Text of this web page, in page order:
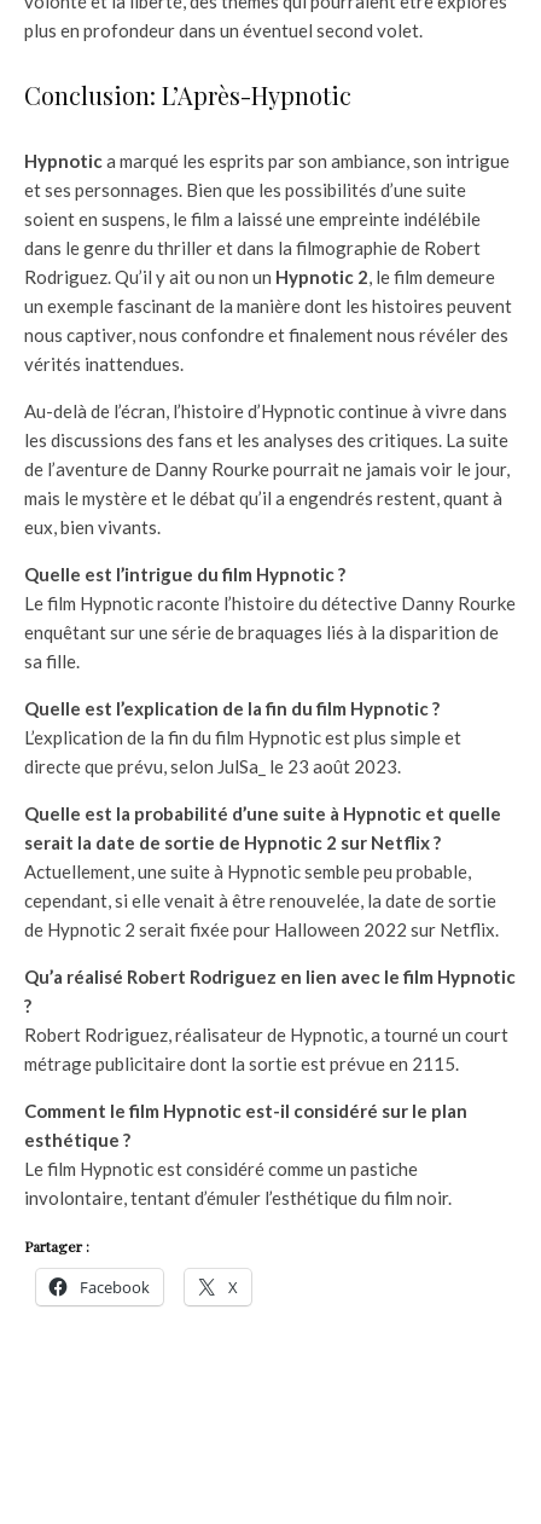
plus en profondeur dans un éventuel second volet.
Conclusion: L’Après-Hypnotic
Hypnotica marqué les esprits par son ambiance, son intrigue
et ses personnages. Bien que les possibilités d’une suite
soient en suspens, le film a laissé une empreinte indélébile
dans le genre du thriller et dans la filmographie de Robert
Rodriguez. Qu’il y ait ou non un Hypnotic 2 , le film demeure
un exemple fascinant de la manière dont les histoires peuvent
nous captiver, nous confondre et finalement nous révéler des
vérités inattendues.
Au-delà de l’écran, l’histoire d’Hypnotic continue à vivre dans
les discussions des fans et les analyses des critiques. La suite
de l’aventure de Danny Rourke pourrait ne jamais voir le jour,
mais le mystère et le débat qu’il a engendrés restent, quant à
eux, bien vivants.
Quelle est l’intrigue du film Hypnotic ?
Le film Hypnotic raconte l’histoire du détective Danny Rourke
enquêtant sur une série de braquages liés à la disparition de
sa fille.
Quelle est l’explication de la fin du film Hypnotic ?
L’explication de la fin du film Hypnotic est plus simple et
directe que prévu, selon JulSa_ le 23 août 2023.
Quelle est la probabilité d’une suite à Hypnotic et quelle
serait la date de sortie de Hypnotic 2 sur Netflix ?
Actuellement, une suite à Hypnotic semble peu probable,
cependant, si elle venait à être renouvelée, la date de sortie
de Hypnotic 2 serait fixée pour Halloween 2022 sur Netflix.
Qu’a réalisé Robert Rodriguez en lien avec le film Hypnotic
?
Robert Rodriguez, réalisateur de Hypnotic, a tourné un court
métrage publicitaire dont la sortie est prévue en 2115.
Comment le film Hypnotic est-il considéré sur le plan
esthétique ?
Le film Hypnotic est considéré comme un pastiche
involontaire, tentant d’émuler l’esthétique du film noir.
Partager :
Facebook X